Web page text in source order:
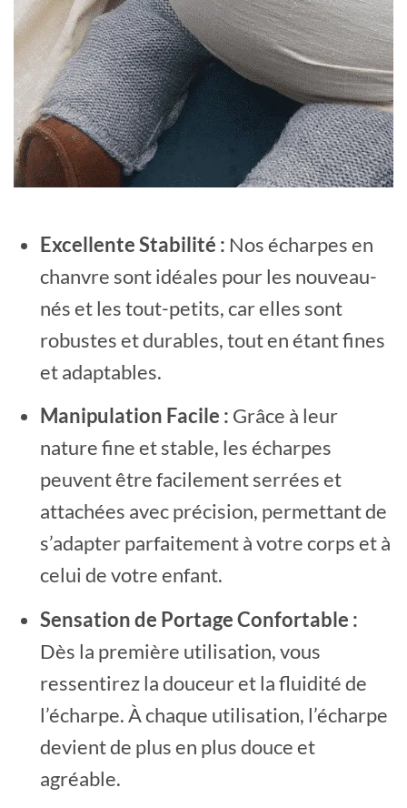
Excellente Stabilité : Nos écharpes en
chanvre sont idéales pour les nouveau-
nés et les tout-petits, car elles sont
robustes et durables, tout en étant fines
et adaptables.
Manipulation Facile : Grâce à leur
nature fine et stable, les écharpes
peuvent être facilement serrées et
attachées avec précision, permettant de
s’adapter parfaitement à votre corps et à
celui de votre enfant.
Sensation de Portage Confortable :
Dès la première utilisation, vous
ressentirez la douceur et la fluidité de
l’écharpe. À chaque utilisation, l’écharpe
devient de plus en plus douce et
agréable.